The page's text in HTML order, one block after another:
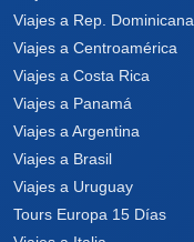
Viajes a Rep. Dominicana
Viajes a Centroamérica
Viajes a Costa Rica
Viajes a Panamá
Viajes a Argentina
Viajes a Brasil
Viajes a Uruguay
Tours Europa 15 Días